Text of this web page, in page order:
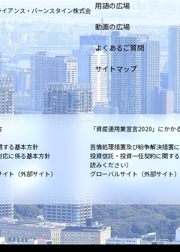
アンス・バーンスタイン株式会 用語の広場
動画の広場
よくあるご質問
サイトマップ
「資産運用業宣言2020」にかか
する基本方針
苦情処理措置及び紛争解決措置
応に係る基本方針
投資信託・投資一任契約に関す
読みください）
ト（外部サイト） グローバルサイト（外部サイト）